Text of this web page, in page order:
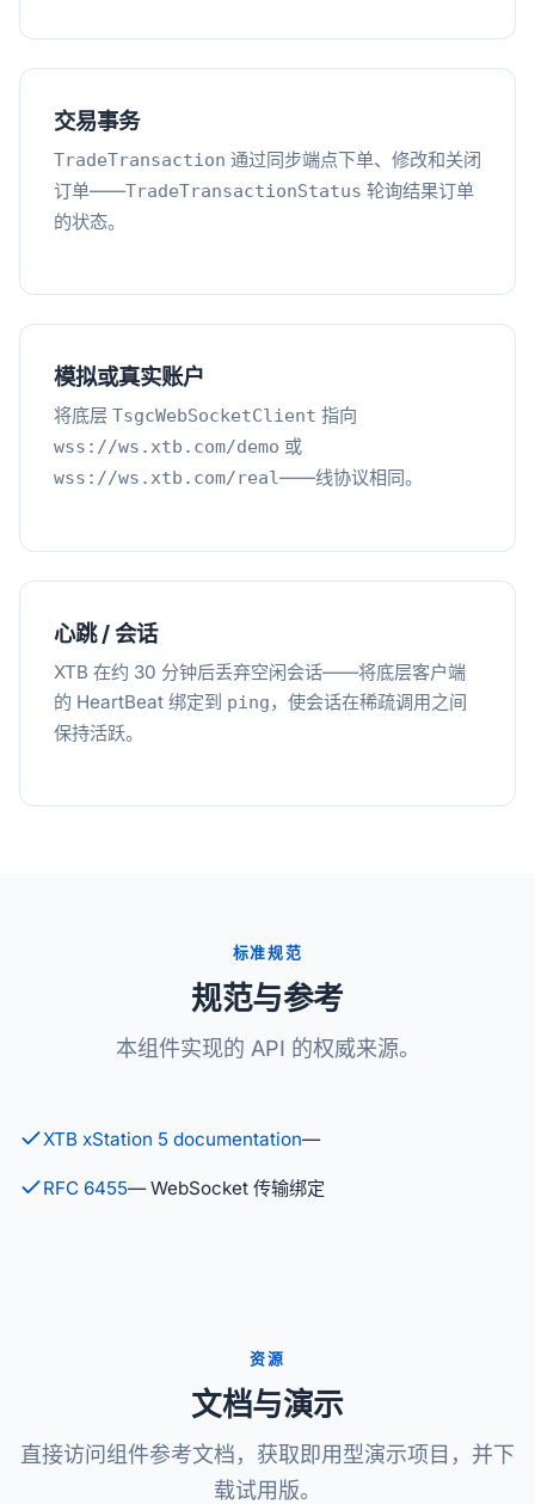
交易事务
TradeTransaction 通过同步端点下单、修改和关闭
订单——TradeTransactionStatus 轮询结果订单
的状态。
模拟或真实账户
将底层 TsgcWebSocketClient 指向
wss://ws.xtb.com/demo 或
wss://ws.xtb.com/real——线协议相同。
心跳 / 会话
XTB 在约 30 分钟后丢弃空闲会话——将底层客户端
的 HeartBeat 绑定到 ping，使会话在稀疏调用之间
保持活跃。
标准规范
规范与参考
本组件实现的 API 的权威来源。
XTB xStation 5 documentation—
RFC 6455— WebSocket 传输绑定
资源
文档与演示
直接访问组件参考文档，获取即用型演示项目，并下
载试用版。